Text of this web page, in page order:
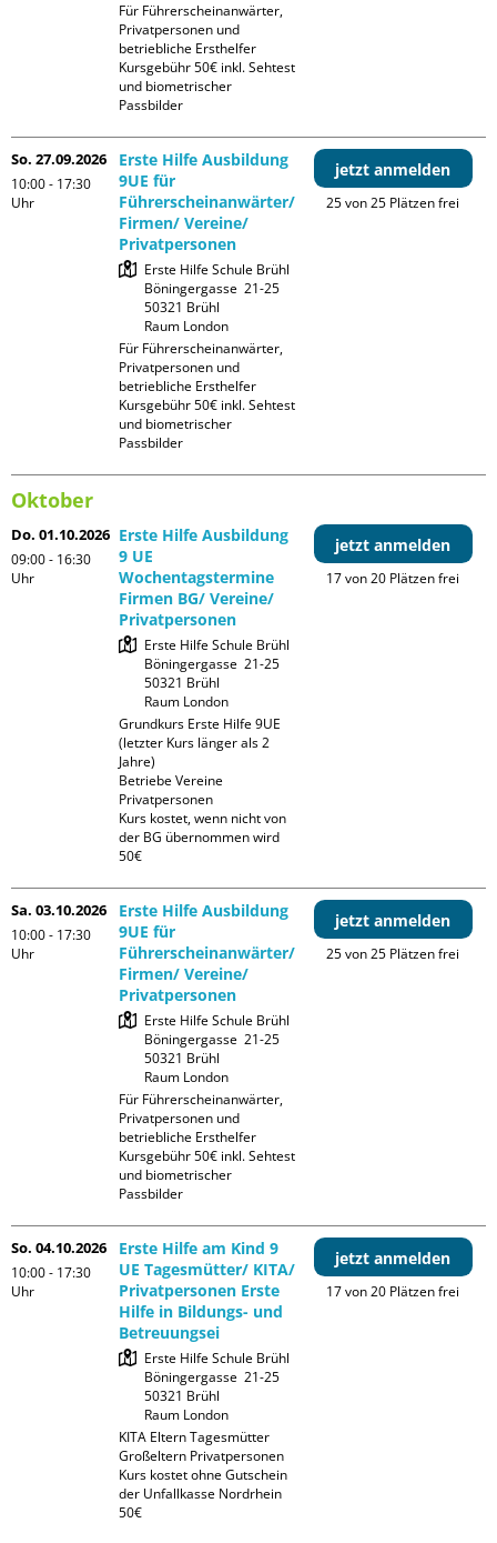
Für Führerscheinanwärter,
Privatpersonen und
betriebliche Ersthelfer
Kursgebühr 50€ inkl. Sehtest
und biometrischer
Passbilder
So. 27.09.2026
10:00 - 17:30
Uhr
Erste Hilfe Ausbildung
9UE für
Führerscheinanwärter/
Firmen/ Vereine/
Privatpersonen
Erste Hilfe Schule Brühl
Böningergasse  21-25
50321 Brühl
Raum London
Für Führerscheinanwärter,
Privatpersonen und
betriebliche Ersthelfer
Kursgebühr 50€ inkl. Sehtest
und biometrischer
Passbilder
jetzt anmelden
25 von 25 Plätzen frei
Oktober
Do. 01.10.2026
09:00 - 16:30
Uhr
Erste Hilfe Ausbildung
9 UE
Wochentagstermine
Firmen BG/ Vereine/
Privatpersonen
Erste Hilfe Schule Brühl
Böningergasse  21-25
50321 Brühl
Raum London
Grundkurs Erste Hilfe 9UE
(letzter Kurs länger als 2
Jahre)
Betriebe Vereine
Privatpersonen
Kurs kostet, wenn nicht von
der BG übernommen wird
50€
jetzt anmelden
17 von 20 Plätzen frei
Sa. 03.10.2026
10:00 - 17:30
Uhr
Erste Hilfe Ausbildung
9UE für
Führerscheinanwärter/
Firmen/ Vereine/
Privatpersonen
Erste Hilfe Schule Brühl
Böningergasse  21-25
50321 Brühl
Raum London
Für Führerscheinanwärter,
Privatpersonen und
betriebliche Ersthelfer
Kursgebühr 50€ inkl. Sehtest
und biometrischer
Passbilder
jetzt anmelden
25 von 25 Plätzen frei
So. 04.10.2026
10:00 - 17:30
Uhr
Erste Hilfe am Kind 9
UE Tagesmütter/ KITA/
Privatpersonen Erste
Hilfe in Bildungs- und
Betreuungsei
Erste Hilfe Schule Brühl
Böningergasse  21-25
50321 Brühl
Raum London
KITA Eltern Tagesmütter
Großeltern Privatpersonen
Kurs kostet ohne Gutschein
der Unfallkasse Nordrhein
50€
jetzt anmelden
17 von 20 Plätzen frei